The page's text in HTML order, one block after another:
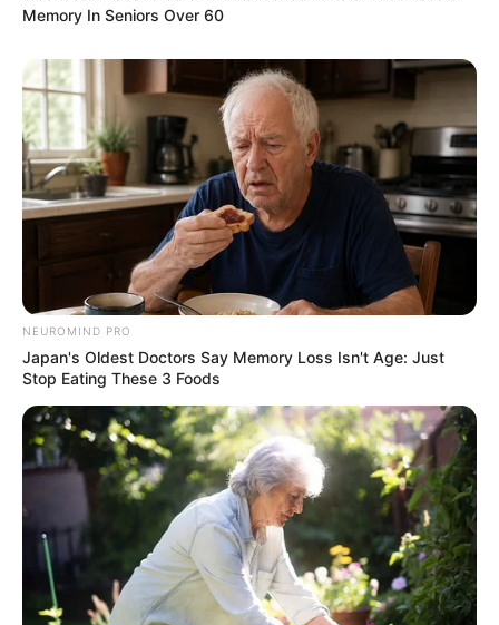
Memory In Seniors Over 60
NEUROMIND PRO
Japan's Oldest Doctors Say Memory Loss Isn't Age: Just
Stop Eating These 3 Foods